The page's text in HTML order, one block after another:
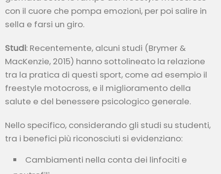
con il cuore che pompa emozioni, per poi salire in
sella e farsi un giro.
Studi: Recentemente, alcuni studi (Brymer &
MacKenzie, 2015) hanno sottolineato la relazione
tra la pratica di questi sport, come ad esempio il
freestyle motocross, e il miglioramento della
salute e del benessere psicologico generale.
Nello specifico, considerando gli studi su studenti,
tra i benefici più riconosciuti si evidenziano:
Cambiamenti nella conta dei linfociti e